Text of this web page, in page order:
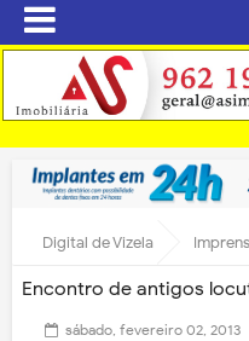
Digital de Vizela
Encontro de antigos
sábado, fevereiro 02, 2013